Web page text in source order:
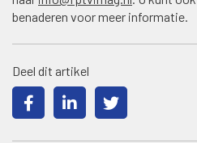
benaderen voor meer informatie.
Deel dit artikel